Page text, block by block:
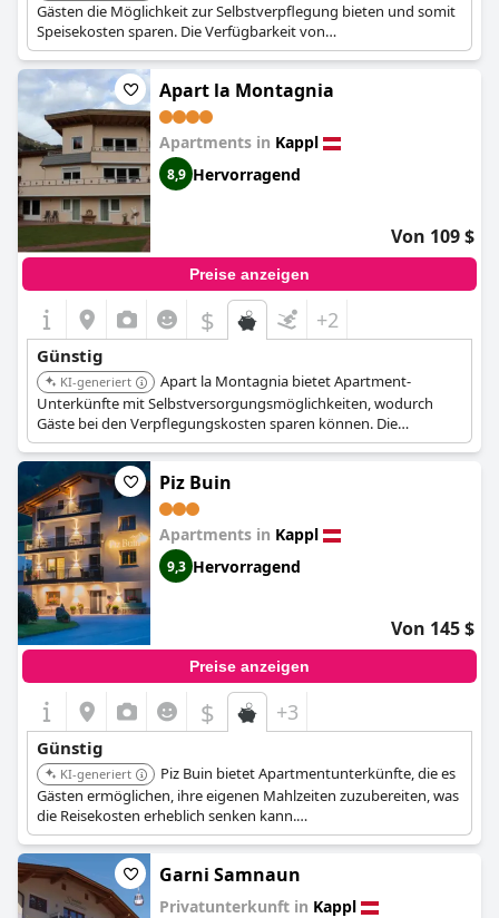
Gästen die Möglichkeit zur Selbstverpflegung bieten und somit
Speisekosten sparen. Die Verfügbarkeit von
Kücheneinrichtungen trägt zur Erschwinglichkeit bei.
Apart la Montagnia
Apartments in Kappl
8,9 Hervorragend
Von 109 $
Preise anzeigen
$ +2
Günstig
KI-generiert
Apart la Montagnia bietet Apartment-
Unterkünfte mit Selbstversorgungsmöglichkeiten, wodurch
Gäste bei den Verpflegungskosten sparen können. Die
Apartment-Ausstattung erhöht die Erschwinglichkeit.
Piz Buin
Apartments in Kappl
9,3 Hervorragend
Von 145 $
Preise anzeigen
$ +3
Günstig
KI-generiert
Piz Buin bietet Apartmentunterkünfte, die es
Gästen ermöglichen, ihre eigenen Mahlzeiten zuzubereiten, was
die Reisekosten erheblich senken kann.
Selbstversorgereinrichtungen erhöhen seine Attraktivität für
preisbewusste Reisende.
Garni Samnaun
Privatunterkunft in Kappl